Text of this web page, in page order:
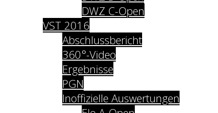
DWZ C-Open
VST 2016
Abschlussbericht
360°-Video
Ergebnisse
PGN
Inoffizielle Auswertungen